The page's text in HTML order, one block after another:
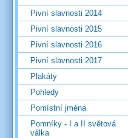
Pivní slavnosti 2014
Pivní slavnosti 2015
Pivní slavnosti 2016
Pivní slavnosti 2017
Plakáty
Pohledy
Pomístní jména
Pomníky - I a II světová
válka